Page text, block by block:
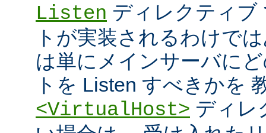
Listen ディレクティブ
トが実装されるわけで
は単にメインサーバに
トを Listen すべきかを
<VirtualHost> ディレ